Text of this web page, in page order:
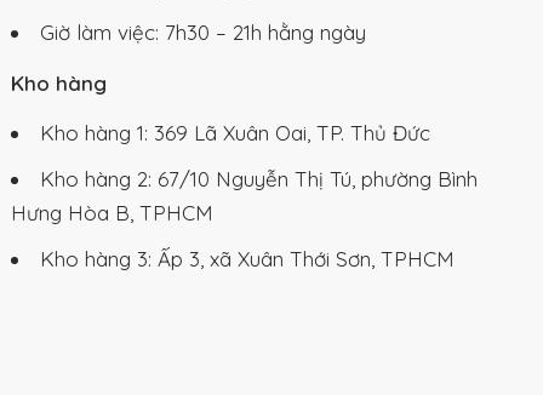
Giờ làm việc: 7h30 – 21h hằng ngày
Kho hàng
Kho hàng 1: 369 Lã Xuân Oai, TP. Thủ Đức
Kho hàng 2: 67/10 Nguyễn Thị Tú, phường Bình
Hưng Hòa B, TPHCM
Kho hàng 3: Ấp 3, xã Xuân Thới Sơn, TPHCM